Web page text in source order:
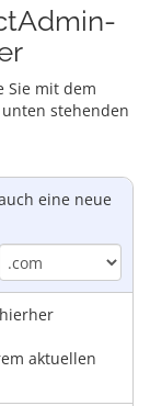
Sie mit dem
stehenden
eine neue
aktuellen